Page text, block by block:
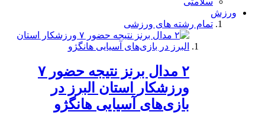
ورزش
تمام رشته های ورزشی
۲ مدال برنز نتیجه حضور ۷
ورزشکار استان البرز در
بازی‌های آسیایی هانگژو